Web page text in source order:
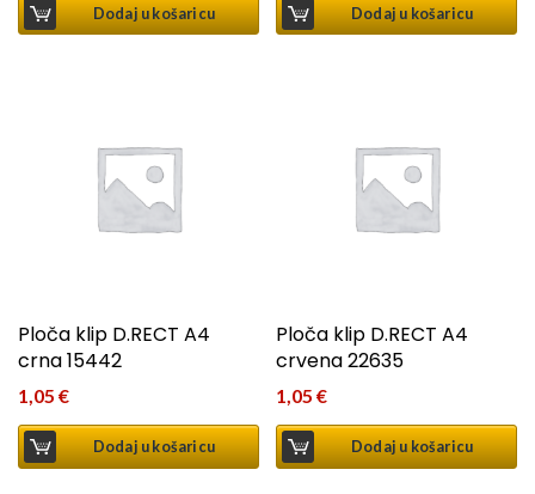
Dodaj u košaricu Dodaj u košaricu
Ploča klip D.RECT A4
crna 15442
1,05 €
Dodaj u košaricu
Ploča klip D.RECT A4
crvena 22635
1,05€
Dodaj u košaricu